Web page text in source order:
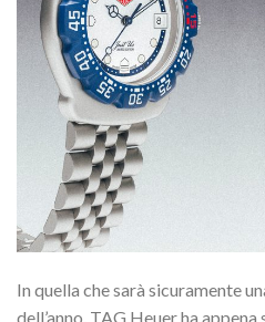
In quella che sarà sicuramente
dell’anno, TAG Heuer ha